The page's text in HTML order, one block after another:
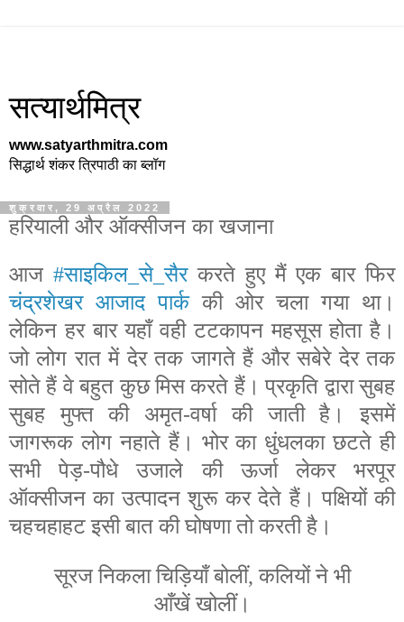
सत्यार्थमित्र
www.satyarthmitra.com
सिद्धार्थ शंकर त्रिपाठी का ब्लॉग
शुक्रवार, 29 अप्रैल 2022
हरियाली और ऑक्सीजन का खजाना
आज #साइकिल_से_सैरकरते हुए मैं एक बार फिर
चंद्रशेखर आजाद पार्ककी ओर चला गया था।
लेकिन हर बार यहाँ वही टटकापन महसूस होता है।
जो लोग रात में देर तक जागते हैं और सबेरे देर तक
सोते हैं वे बहुत कुछ मिस करते हैं। प्रकृति द्वारा सुबह
सुबह मुफ्त की अमृत-वर्षा की जाती है। इसमें
जागरूक लोग नहाते हैं। भोर का धुंधलका छटते ही
सभी पेड़-पौधे उजाले की ऊर्जा लेकर भरपूर
ऑक्सीजन का उत्पादन शुरू कर देते हैं। पक्षियों की
चहचहाहट इसी बात की घोषणा तो करती है।
सूरज निकला चिड़ियाँ बोलीं,कलियों ने भी
आँखें खोलीं।